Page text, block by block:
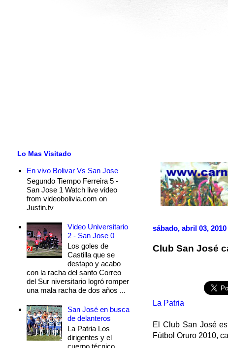
sábado, abril 03, 2010
Club San José
La Patria
El Club San José
Fútbol Oruro 2010,
Lo Mas Visitado
En vivo Bolivar Vs San Jose
Segundo Tiempo Ferreira 5 -
San Jose 1 Watch live video
from videobolivia.com on
Justin.tv
Video Universitario
2 - San Jose 0
Los goles de
Castilla que se
destapo y acabo
con la racha del santo Correo
del Sur niversitario logró romper
una mala racha de dos años ...
San José en busca
de delanteros
La Patria Los
dirigentes y el
cuerpo técnico